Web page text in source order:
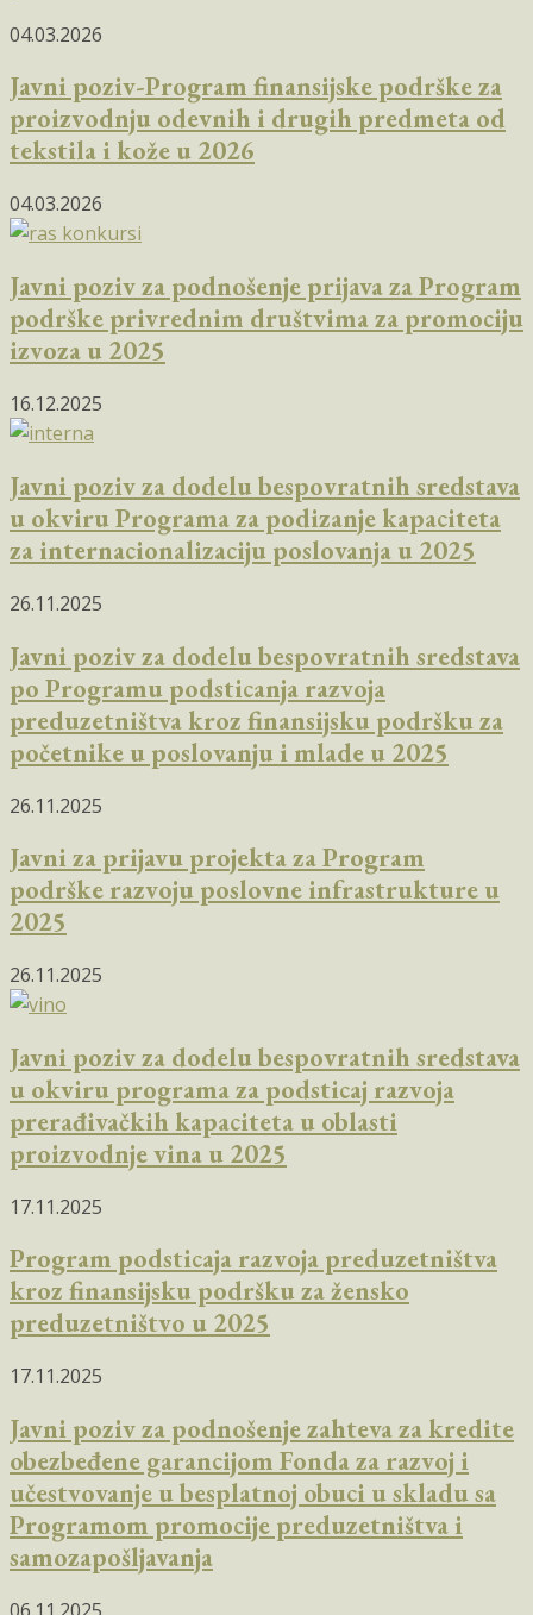
04.03.2026
Javni poziv-Program finansijske podrške za
proizvodnju odevnih i drugih predmeta od
tekstila i kože u 2026
04.03.2026
Javni poziv za podnošenje prijava za Program
podrške privrednim društvima za promociju
izvoza u 2025
16.12.2025
Javni poziv za dodelu bespovratnih sredstava
u okviru Programa za podizanje kapaciteta
za internacionalizaciju poslovanja u 2025
26.11.2025
Javni poziv za dodelu bespovratnih sredstava
po Programu podsticanja razvoja
preduzetništva kroz finansijsku podršku za
početnike u poslovanju i mlade u 2025
26.11.2025
Javni za prijavu projekta za Program
podrške razvoju poslovne infrastrukture u
2025
26.11.2025
Javni poziv za dodelu bespovratnih sredstava
u okviru programa za podsticaj razvoja
prerađivačkih kapaciteta u oblasti
proizvodnje vina u 2025
17.11.2025
Program podsticaja razvoja preduzetništva
kroz finansijsku podršku za žensko
preduzetništvo u 2025
17.11.2025
Javni poziv za podnošenje zahteva za kredite
obezbeđene garancijom Fonda za razvoj i
učestvovanje u besplatnoj obuci u skladu sa
Programom promocije preduzetništva i
samozapošljavanja
06.11.2025